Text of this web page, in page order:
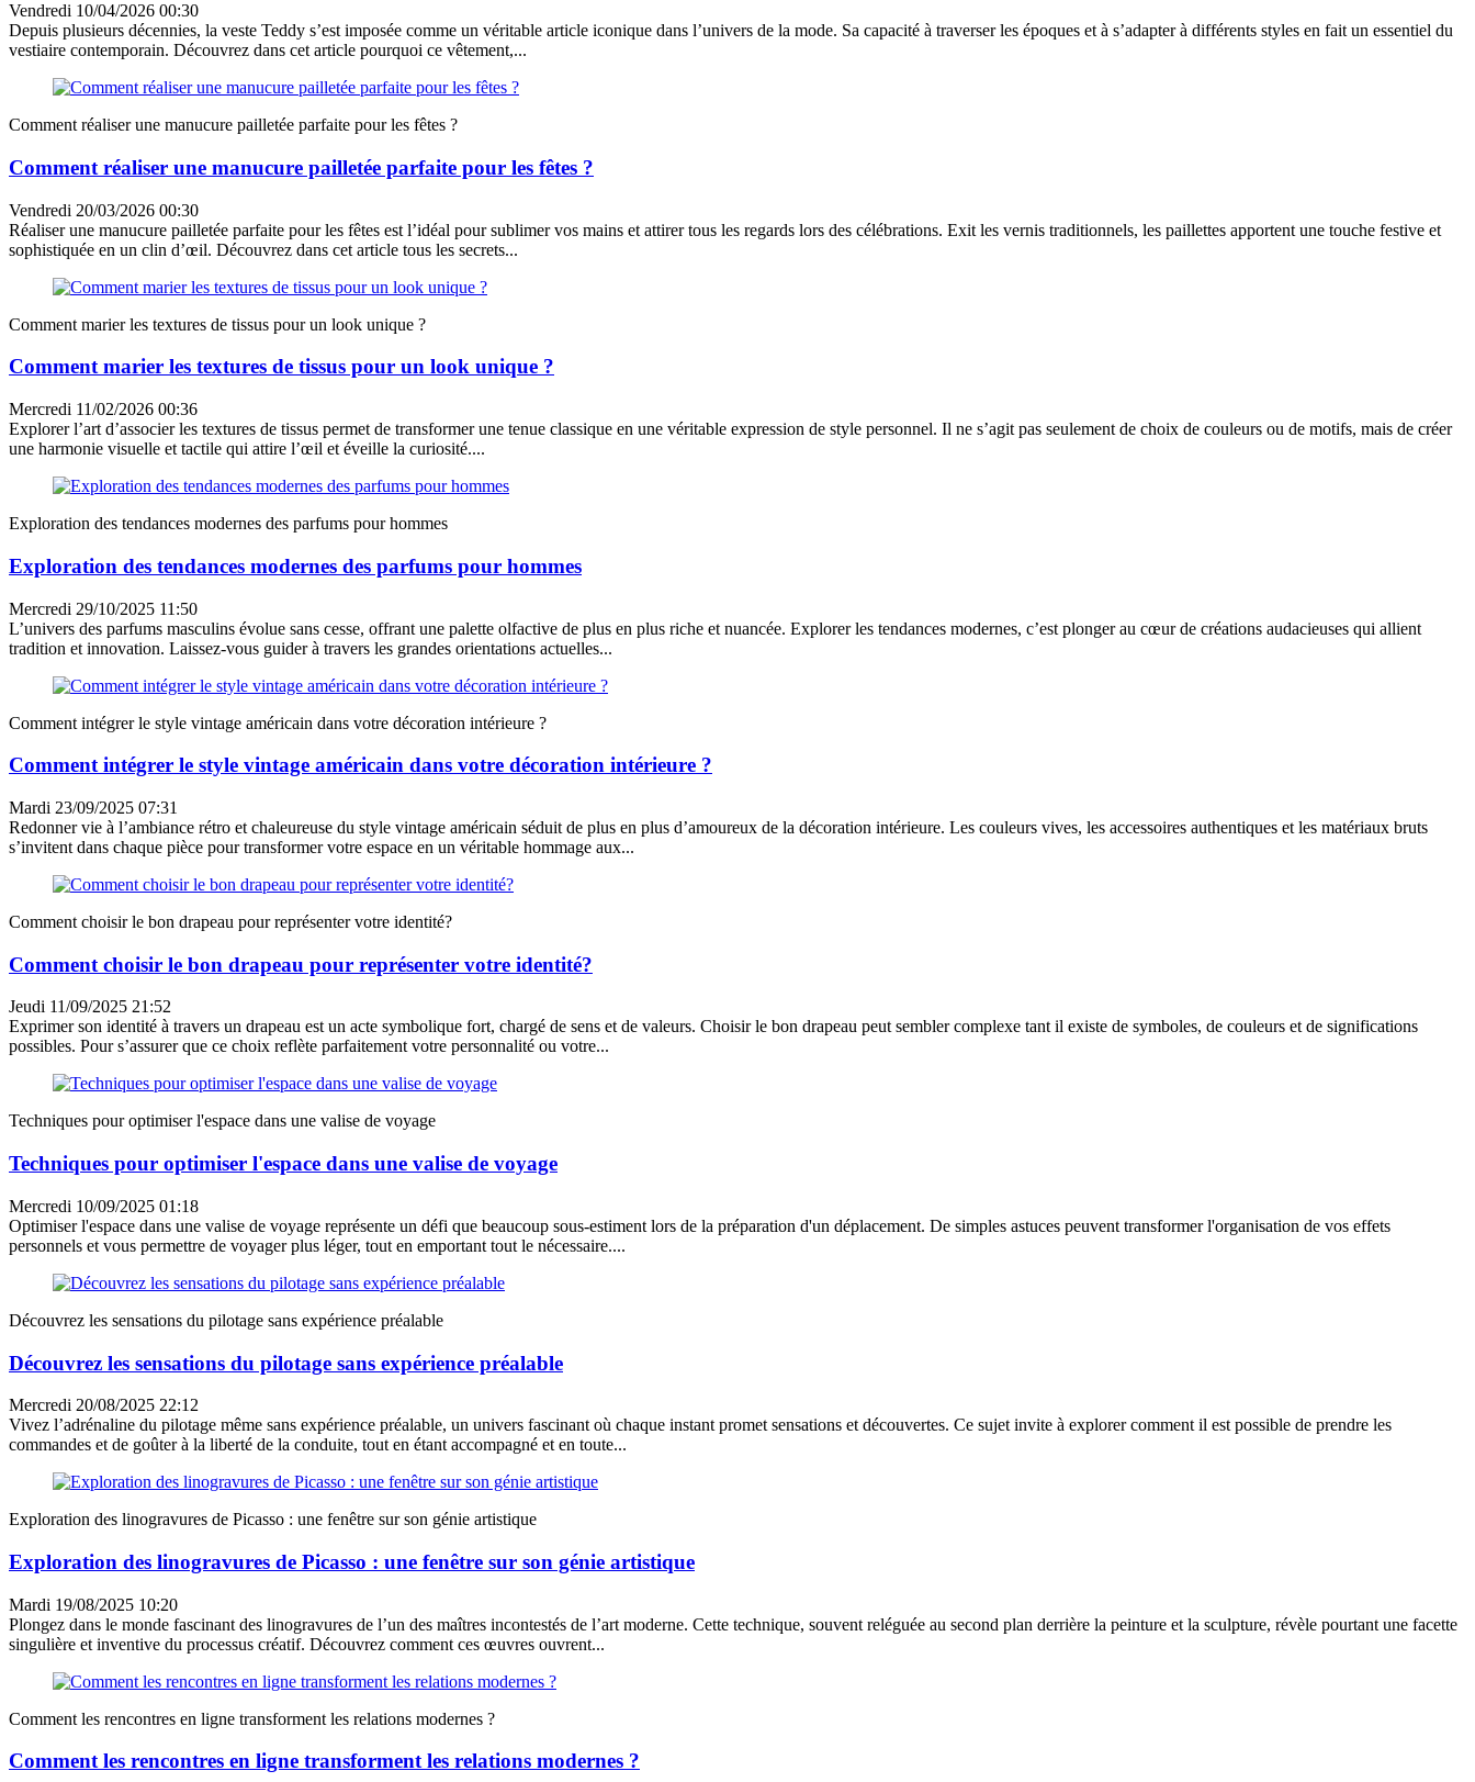
Vendredi 10/04/2026 00:30
Depuis plusieurs décennies, la veste Teddy s’est imposée comme un véritable article iconique dans l’univers de la mode. Sa capacité à traverser les époques et à s’adapter à différents styles en fait un essentiel du
vestiaire contemporain. Découvrez dans cet article pourquoi ce vêtement,...
Comment réaliser une manucure pailletée parfaite pour les fêtes ?
Comment réaliser une manucure pailletée parfaite pour les fêtes ?
Vendredi 20/03/2026 00:30
Réaliser une manucure pailletée parfaite pour les fêtes est l’idéal pour sublimer vos mains et attirer tous les regards lors des célébrations. Exit les vernis traditionnels, les paillettes apportent une touche festive et
sophistiquée en un clin d’œil. Découvrez dans cet article tous les secrets...
Comment marier les textures de tissus pour un look unique ?
Comment marier les textures de tissus pour un look unique ?
Mercredi 11/02/2026 00:36
Explorer l’art d’associer les textures de tissus permet de transformer une tenue classique en une véritable expression de style personnel. Il ne s’agit pas seulement de choix de couleurs ou de motifs, mais de créer
une harmonie visuelle et tactile qui attire l’œil et éveille la curiosité....
Exploration des tendances modernes des parfums pour hommes
Exploration des tendances modernes des parfums pour hommes
Mercredi 29/10/2025 11:50
L’univers des parfums masculins évolue sans cesse, offrant une palette olfactive de plus en plus riche et nuancée. Explorer les tendances modernes, c’est plonger au cœur de créations audacieuses qui allient
tradition et innovation. Laissez-vous guider à travers les grandes orientations actuelles...
Comment intégrer le style vintage américain dans votre décoration intérieure ?
Comment intégrer le style vintage américain dans votre décoration intérieure ?
Mardi 23/09/2025 07:31
Redonner vie à l’ambiance rétro et chaleureuse du style vintage américain séduit de plus en plus d’amoureux de la décoration intérieure. Les couleurs vives, les accessoires authentiques et les matériaux bruts
s’invitent dans chaque pièce pour transformer votre espace en un véritable hommage aux...
Comment choisir le bon drapeau pour représenter votre identité?
Comment choisir le bon drapeau pour représenter votre identité?
Jeudi 11/09/2025 21:52
Exprimer son identité à travers un drapeau est un acte symbolique fort, chargé de sens et de valeurs. Choisir le bon drapeau peut sembler complexe tant il existe de symboles, de couleurs et de significations
possibles. Pour s’assurer que ce choix reflète parfaitement votre personnalité ou votre...
Techniques pour optimiser l'espace dans une valise de voyage
Techniques pour optimiser l'espace dans une valise de voyage
Mercredi 10/09/2025 01:18
Optimiser l'espace dans une valise de voyage représente un défi que beaucoup sous-estiment lors de la préparation d'un déplacement. De simples astuces peuvent transformer l'organisation de vos effets
personnels et vous permettre de voyager plus léger, tout en emportant tout le nécessaire....
Découvrez les sensations du pilotage sans expérience préalable
Découvrez les sensations du pilotage sans expérience préalable
Mercredi 20/08/2025 22:12
Vivez l’adrénaline du pilotage même sans expérience préalable, un univers fascinant où chaque instant promet sensations et découvertes. Ce sujet invite à explorer comment il est possible de prendre les
commandes et de goûter à la liberté de la conduite, tout en étant accompagné et en toute...
Exploration des linogravures de Picasso : une fenêtre sur son génie artistique
Exploration des linogravures de Picasso : une fenêtre sur son génie artistique
Mardi 19/08/2025 10:20
Plongez dans le monde fascinant des linogravures de l’un des maîtres incontestés de l’art moderne. Cette technique, souvent reléguée au second plan derrière la peinture et la sculpture, révèle pourtant une facette
singulière et inventive du processus créatif. Découvrez comment ces œuvres ouvrent...
Comment les rencontres en ligne transforment les relations modernes ?
Comment les rencontres en ligne transforment les relations modernes ?